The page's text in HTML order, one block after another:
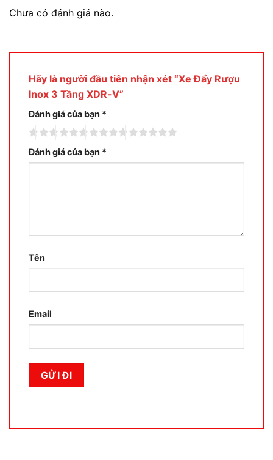
Chưa có đánh giá nào.
Hãy là người đầu tiên nhận xét “Xe Đẩy Rượu
Inox 3 Tầng XDR-V”
Đánh giá của bạn *
Đánh giá của bạn *
Tên
Email